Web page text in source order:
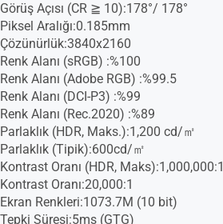
Görüş Açısı (CR ≧ 10):178°/ 178°
Piksel Aralığı:0.185mm
Çözünürlük:3840x2160
Renk Alanı (sRGB) :%100
Renk Alanı (Adobe RGB) :%99.5
Renk Alanı (DCI-P3) :%99
Renk Alanı (Rec.2020) :%89
Parlaklık (HDR, Maks.):1,200 cd/㎡
Parlaklık (Tipik):600cd/㎡
Kontrast Oranı (HDR, Maks):1,000,000:1
Kontrast Oranı:20,000:1
Ekran Renkleri:1073.7M (10 bit)
Tepki Süresi:5ms (GTG)